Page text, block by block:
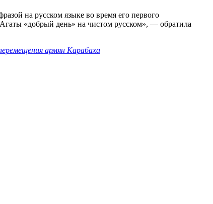
на русском языке во время его первого
«добрый день» на чистом русском», — обратила
армян Карабаха